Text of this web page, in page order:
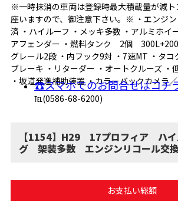
※一時抹消の車両は登録時最大積載量が減
座いますので、御注意下さい。※ ・エンジ
済 ・ハイルーフ ・メッキ多数 ・アルミホイ
アフェンダー ・燃料タンク 2個
グレール2段 ・内フック9対 ・7速MT ・タコ
ブレーキ ・リターダー ・オートクルーズ ・
・坂道発進補助装置 ・カラーバックカメラ
☎スマホでのお問合せはコチ
℡(0586-68-6200)
【1154】H29 17プロフィア ハ
グ 架装多数 エンジンリコール交
お支払い総額